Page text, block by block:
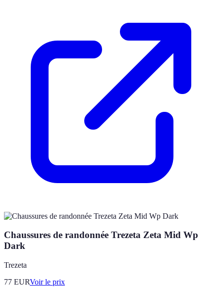
Chaussures de randonnée Trezeta Zeta Mid Wp
Dark
Trezeta
77 EURVoir le prix